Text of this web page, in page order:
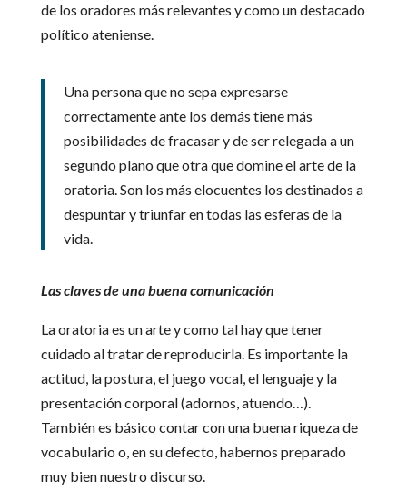
de los oradores más relevantes y como un destacado
político ateniense.
Una persona que no sepa expresarse
correctamente ante los demás tiene más
posibilidades de fracasar y de ser relegada a un
segundo plano que otra que domine el arte de la
oratoria. Son los más elocuentes los destinados a
despuntar y triunfar en todas las esferas de la
vida.
Las claves de una buena comunicación
La oratoria es un arte y como tal hay que tener
cuidado al tratar de reproducirla. Es importante la
actitud, la postura, el juego vocal, el lenguaje y la
presentación corporal (adornos, atuendo…).
También es básico contar con una buena riqueza de
vocabulario o, en su defecto, habernos preparado
muy bien nuestro discurso.